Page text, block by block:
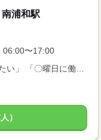
浦和駅
06:00〜17:00
【自己申告シフト】 「平日だけ働きたい」 「〇曜日に働きたい」 など、働き方は自分で選べます。 曜日・時間についてのご希望も 面談の際に教えてくださいね。 ※こちらは中型以上のお仕事の例です
）